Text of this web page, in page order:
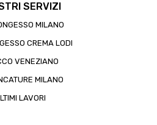
SERVIZI
MILANO
CREMA LODI
VENEZIANO
MILANO
LAVORI